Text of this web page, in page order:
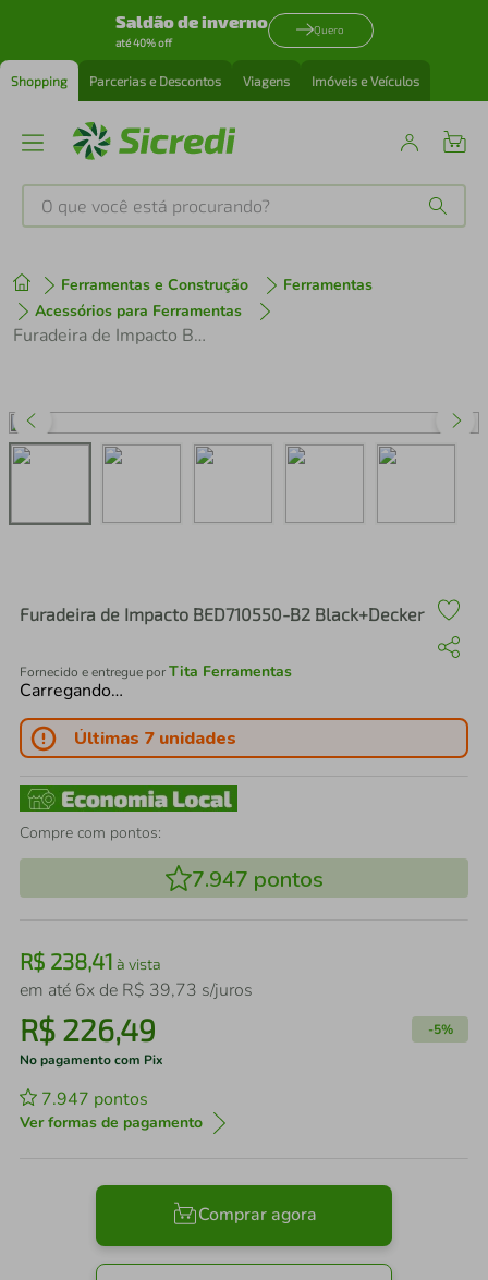
Saldão de inverno
até 40% off
Quero
Shopping Parcerias e Descontos Viagens Imóveis e Veículos
O que você está procurando?
Ferramentas e Construção
Ferramentas
Acessórios para Ferramentas
Furadeira de Impacto BED710550-B2 Black+Decker
Furadeira de Impacto BED710550-B2 Black+Decker
Fornecido e entregue porTita Ferramentas
Carregando…
Últimas 7 unidades
Compre com pontos:
7.947 pontos
R$ 238,41 à vista
em até 6x de R$ 39,73 s/juros
R$ 226,49 -5%
No pagamento com Pix
7.947 pontos
Ver formas de pagamento
Comprar agora
1º tenis